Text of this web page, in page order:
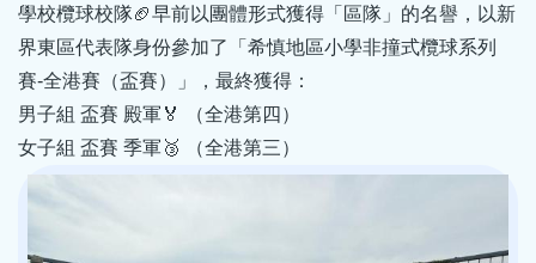
學校欖球校隊🏈早前以團體形式獲得「區隊」的名譽，以新
界東區代表隊身份參加了「希慎地區小學非撞式欖球系列
賽-全港賽（盃賽）」，最終獲得：
男子組 盃賽 殿軍🏅 （全港第四）
女子組 盃賽 季軍🥉 （全港第三）